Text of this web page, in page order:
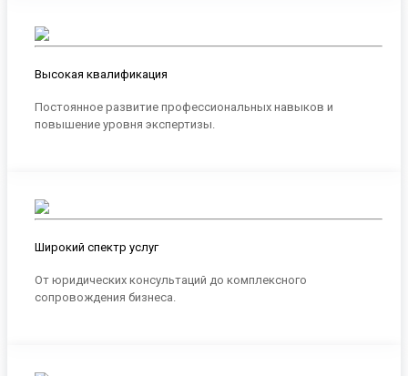
Высокая квалификация
Постоянное развитие профессиональных навыков и
повышение уровня экспертизы.
Широкий спектр услуг
От юридических консультаций до комплексного
сопровождения бизнеса.